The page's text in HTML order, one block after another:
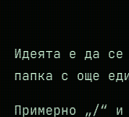
Идеята е да се
папка с още
Примерно „/“